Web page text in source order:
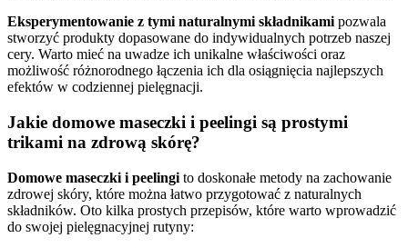
Eksperymentowanie z tymi naturalnymi składnikamipozwala
stworzyć produkty dopasowane do indywidualnych potrzeb naszej
cery. Warto mieć na uwadze ich unikalne właściwości oraz
możliwość różnorodnego łączenia ich dla osiągnięcia najlepszych
efektów w codziennej pielęgnacji.
Jakie domowe maseczki i peelingi są prostymi
trikami na zdrową skórę?
Domowe maseczki i peelingi to doskonałe metody na zachowanie
zdrowej skóry, które można łatwo przygotować z naturalnych
składników. Oto kilka prostych przepisów, które warto wprowadzić
do swojej pielęgnacyjnej rutyny: